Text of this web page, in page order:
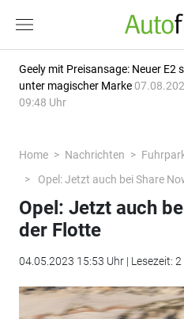
Geely mit Preisansage: Neuer E2
unter magischer Marke
09:48 Uhr
Home Nachrichten
Opel: Jetzt auch bei Share
Opel: Jetzt auch
der Flotte
04.05.2023 15:53 Uhr | Lesezeit: 2